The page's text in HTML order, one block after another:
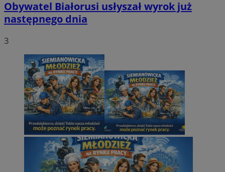
Obywatel Białorusi usłyszał wyrok już
następnego dnia
3